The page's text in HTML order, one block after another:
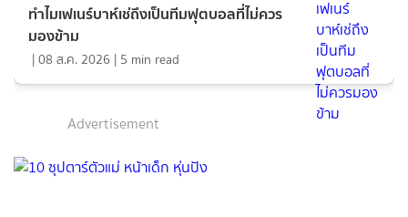
ทำไมเฟเนร์บาห์เช่ถึงเป็นทีมฟุตบอลที่ไม่ควร
มองข้าม
|08 ส.ค. 2026 | 5 min read
Advertisement